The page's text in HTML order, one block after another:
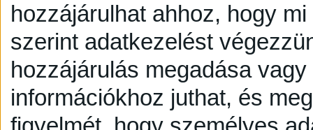
hozzájárulhat ahhoz, hogy
szerint adatkezelést
hozzájárulás megadása
információkhoz juthat, és